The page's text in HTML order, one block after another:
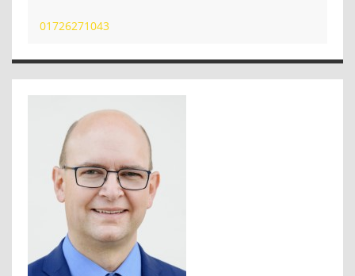
01726271043